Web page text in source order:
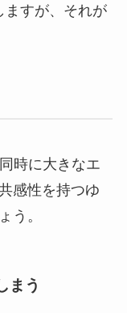
ますが、それが
時に大きなエ
感性を持つゆ
う。
まう